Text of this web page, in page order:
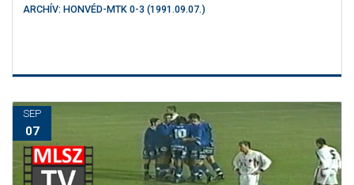
ARCHÍV: HONVÉD-MTK 0-3 (1991.09.07.)
SEP
07